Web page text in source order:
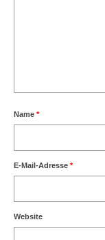
Name *
E-Mail-Adresse *
Website